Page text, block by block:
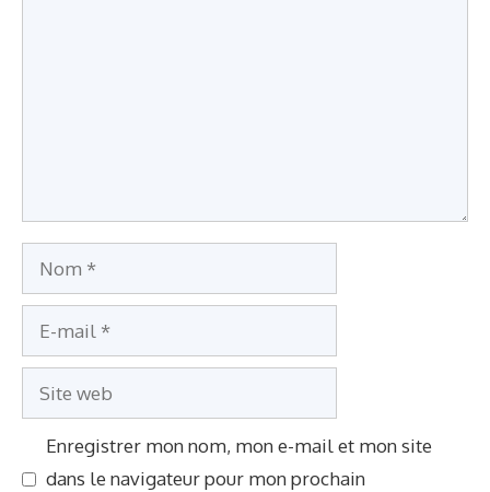
Nom
mail
Site
web
Enregistrer mon nom, mon e-mail et mon site
dans le navigateur pour mon prochain